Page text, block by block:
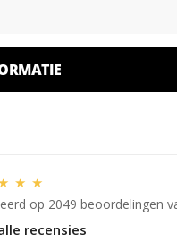
★ ★
op 2049 beoordelingen
recensies